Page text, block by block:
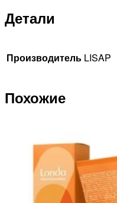
Детали
Производитель LISAP
Похожие